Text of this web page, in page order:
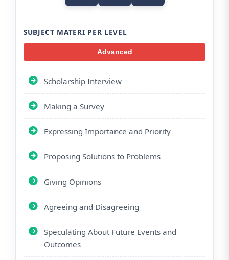
SUBJECT MATERI PER LEVEL
Advanced
Scholarship Interview
Making a Survey
Expressing Importance and Priority
Proposing Solutions to Problems
Giving Opinions
Agreeing and Disagreeing
Speculating About Future Events and
Outcomes